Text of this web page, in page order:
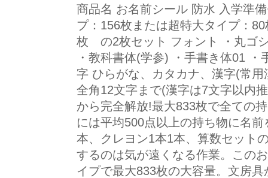
商品名 お名前シール 防水 入学準
プ：156枚または超特大タイプ：
枚 の2枚セット フォント ・丸ゴ
・教科書体(学参) ・手書き体01
字 ひらがな、カタカナ、漢字(常
全角12文字まで(漢字は7文字以内
から完全解放!最大833枚で全ての
には平均500点以上の持ち物に名
本、クレヨン1本1本、算数セット
するのは気が遠くなる作業。この
イプで最大833枚の大容量。文房